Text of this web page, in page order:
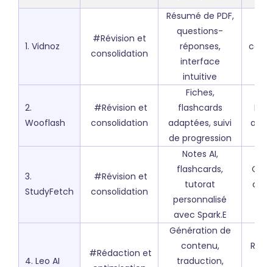
1. Vidnoz
#Révision et
consolidation
Résumé de PDF,
questions-
réponses,
interface
intuitive
2.
Wooflash
#Révision et
consolidation
Fiches,
flashcards
adaptées, suivi
de progression
aux
3.
StudyFetch
#Révision et
consolidation
Notes AI,
flashcards,
tutorat
personnalisé
avec Spark.E
des
4. Leo AI
#Rédaction et
Génération de
contenu,
traduction,